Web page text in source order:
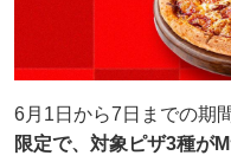
6月1日から7日までの期
限定で、対象ピザ3種が